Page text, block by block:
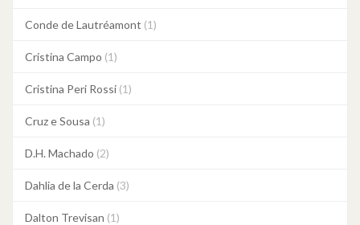
Conde de Lautréamont (1)
Cristina Campo (1)
Cristina Peri Rossi (1)
Cruz e Sousa (1)
D.H. Machado (2)
Dahlia de la Cerda (3)
Dalton Trevisan (1)